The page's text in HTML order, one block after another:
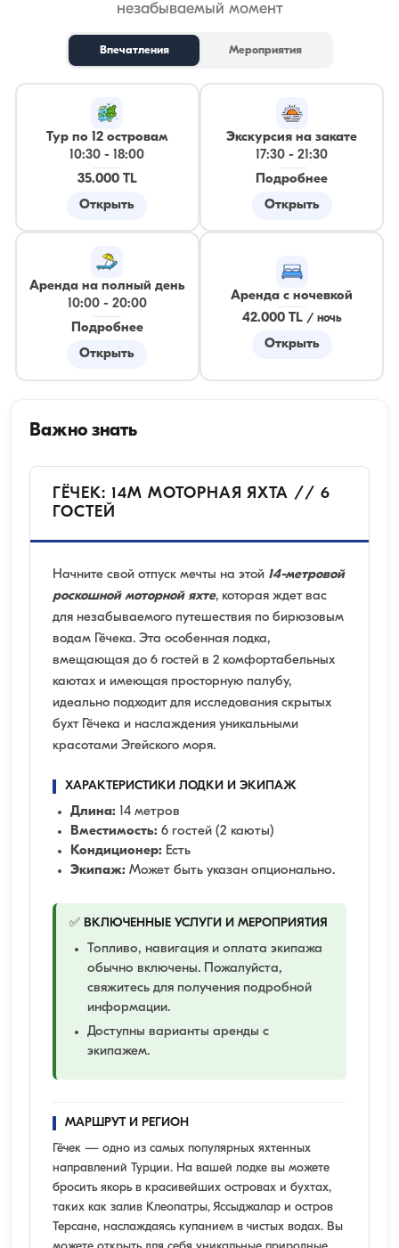
незабываемый момент
Впечатления Мероприятия
Тур по 12 островам
10:30 -
18:00
35.000 TL
Открыть
Экскурсия на закате
17:30 -21:30
Подробнее
Открыть
Аренда на полный день
10:00- 20:00
Подробнее
Открыть
Аренда с ночевкой
42.000 TL/ ночь
Открыть
Важно знать
ГЁЧЕК: 14М МОТОРНАЯ ЯХТА // 6
ГОСТЕЙ
Начните свой отпуск мечты на этой 14-метровой
роскошной моторной яхте, которая ждет вас
для незабываемого путешествия по бирюзовым
водам Гёчека. Эта особенная лодка,
вмещающая до 6 гостей в 2 комфортабельных
каютах и имеющая просторную палубу,
идеально подходит для исследования скрытых
бухт Гёчека и наслаждения уникальными
красотами Эгейского моря.
ХАРАКТЕРИСТИКИ ЛОДКИ И ЭКИПАЖ
Длина: 14 метров
Вместимость: 6 гостей (2 каюты)
Кондиционер: Есть
Экипаж: Может быть указан опционально.
✅ ВКЛЮЧЕННЫЕ УСЛУГИ И МЕРОПРИЯТИЯ
Топливо, навигация и оплата экипажа
обычно включены. Пожалуйста,
свяжитесь для получения подробной
информации.
Доступны варианты аренды с
экипажем.
МАРШРУТ И РЕГИОН
Гёчек — одно из самых популярных яхтенных
направлений Турции. На вашей лодке вы можете
бросить якорь в красивейших островах и бухтах,
таких как залив Клеопатры, Яссыджалар и остров
Терсане, наслаждаясь купанием в чистых водах. Вы